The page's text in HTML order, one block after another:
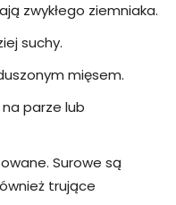
zwykłego ziemniaka.
suchy.
mięsem.
parze lub
Surowe są
trujące